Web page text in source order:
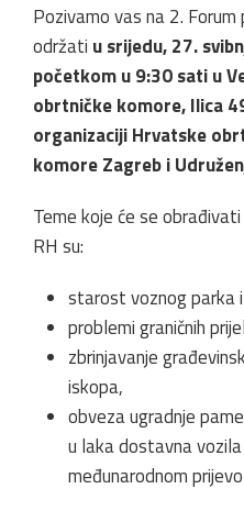
Pozivamo vas na 2.
održati u srijedu, 27.
početkom u 9:30 sati u
obrtničke komore, Ilica
organizaciji Hrvatske
komore Zagreb i
Teme koje će se
RH su:
starost voznog parka
problemi graničnih
zbrinjavanje
iskopa,
obveza ugradnje
u laka dostavna
međunarodnom